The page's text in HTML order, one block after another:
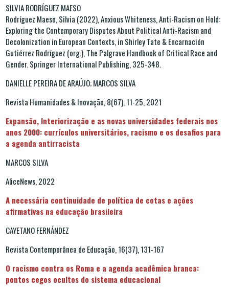
SILVIA RODRÍGUEZ MAESO
Rodríguez Maeso, Silvia (2022), Anxious Whiteness, Anti-Racism on Hold:
Exploring the Contemporary Disputes About Political Anti-Racism and
Decolonization in European Contexts, in Shirley Tate & Encarnación
Gutiérrez Rodríguez (org.), The Palgrave Handbook of Critical Race and
Gender. Springer International Publishing, 325-348.
DANIELLE PEREIRA DE ARAÚJO; MARCOS SILVA
Revista Humanidades & Inovação, 8(67), 11-25, 2021
Expansão, Interiorização e as novas universidades federais nos
anos 2000: currículos universitários, racismo e os desafios para
a agenda antirracista
MARCOS SILVA
AliceNews, 2022
A necessária continuidade de política de cotas e ações
afirmativas na educação brasileira
CAYETANO FERNÁNDEZ
Revista Contemporânea de Educação, 16(37), 131-167
O racismo contra os Roma e a agenda acadêmica branca:
pontos cegos ocultos do sistema educacional